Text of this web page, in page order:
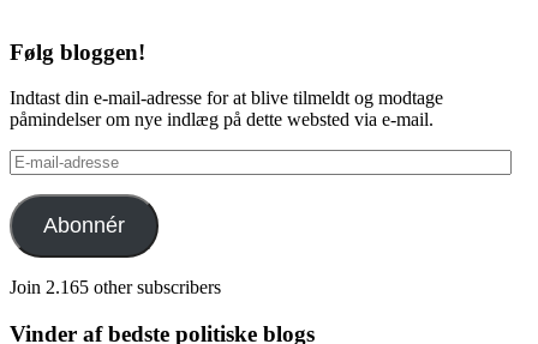
Følg bloggen!
Indtast din e-mail-adresse for at blive tilmeldt og modtage
påmindelser om nye indlæg på dette websted via e-mail.
E-
mail-
adresse
Abonnér
Join 2.165 other subscribers
Vinder af bedste politiske blogs